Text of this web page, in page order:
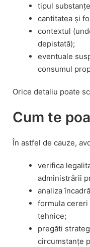
tipul
cantitatea și
contextul
depistată);
eventuale
consumul
Orice detaliu poate
Cum te
În astfel de cauze,
verifica
administrării
analiza
formula cereri
tehnice;
pregăti
circumstanțe